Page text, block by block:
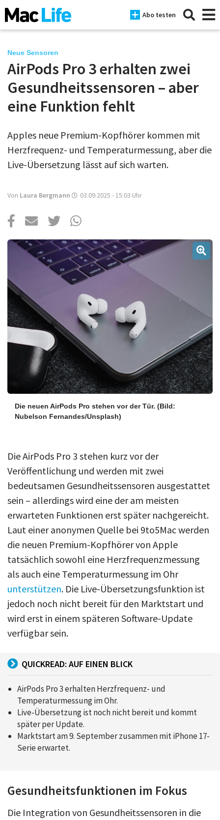
Abo testen
News
iPhone
iPad
Tests
Magazine
Über uns
Podcast
Mac Life+
Anmelden
Neue Sensoren
AirPods Pro 3 erhalten zwei
Gesundheitssensoren – aber
eine Funktion fehlt
Apples neue Premium-Kopfhörer kommen mit
Herzfrequenz- und Temperaturmessung, aber die
Live-Übersetzung lässt auf sich warten.
Von Laura Bergmann 03.09.2025 - 15:03 Uhr
Die neuen AirPods Pro stehen vor der Tür. (Bild:
Nubelson Fernandes/Unsplash)
Die AirPods Pro 3 stehen kurz vor der
Veröffentlichung und werden mit zwei
bedeutsamen Gesundheitssensoren ausgestattet
sein – allerdings wird eine der am meisten
erwarteten Funktionen erst später nachgereicht.
Laut einer anonymen Quelle bei 9to5Mac werden
die neuen Premium-Kopfhörer von Apple
tatsächlich sowohl eine Herzfrequenzmessung
als auch eine Temperaturmessung im Ohr
unterstützen. Die Live-Übersetzungsfunktion ist
jedoch noch nicht bereit für den Marktstart und
wird erst in einem späteren Software-Update
verfügbar sein.
QUICKREAD: AUF EINEN BLICK
AirPods Pro 3 erhalten Herzfrequenz- und
Temperaturmessung im Ohr.
Live-Übersetzung ist noch nicht bereit und kommt
später per Update.
Marktstart am 9. September zusammen mit iPhone 17-
Serie erwartet.
Gesundheitsfunktionen im Fokus
Die Integration von Gesundheitssensoren in die